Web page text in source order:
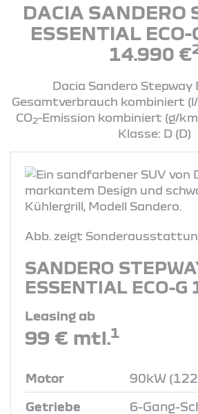
DACIA SANDERO
ESSENTIAL
14.990 €
Dacia Sandero Stepway
Gesamtverbrauch kombiniert (l/
CO2-Emission kombiniert (g/
Klasse: D (D)
Abb. zeigt
SANDERO
ESSENTIAL ECO-G
Leasing ab
99 € mtl.1
Motor 90kW
Getriebe 6-Gang-